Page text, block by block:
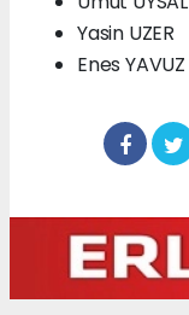
Yasin UZER
Enes YAVUZ